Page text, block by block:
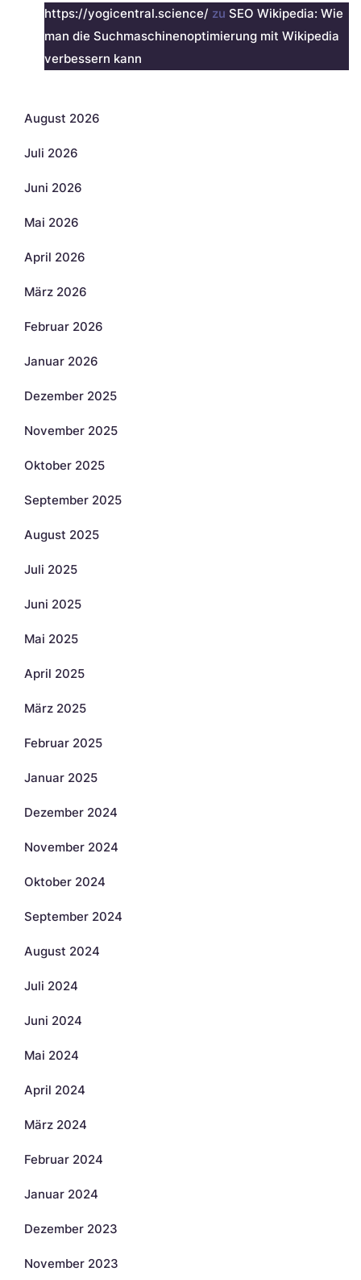
https://yogicentral.science/ zu SEO Wikipedia: Wie
man die Suchmaschinenoptimierung mit Wikipedia
verbessern kann
August 2026
Juli 2026
Juni 2026
Mai 2026
April 2026
März 2026
Februar 2026
Januar 2026
Dezember 2025
November 2025
Oktober 2025
September 2025
August 2025
Juli 2025
Juni 2025
Mai 2025
April 2025
März 2025
Februar 2025
Januar 2025
Dezember 2024
November 2024
Oktober 2024
September 2024
August 2024
Juli 2024
Juni 2024
Mai 2024
April 2024
März 2024
Februar 2024
Januar 2024
Dezember 2023
November 2023